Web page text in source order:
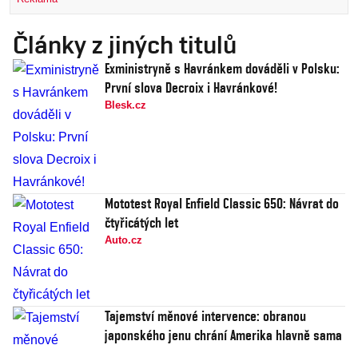
Články z jiných titulů
Exministryně s Havránkem dováděli v Polsku:
První slova Decroix i Havránkové!
Blesk.cz
Mototest Royal Enfield Classic 650: Návrat do
čtyřicátých let
Auto.cz
Tajemství měnové intervence: obranou
japonského jenu chrání Amerika hlavně sama